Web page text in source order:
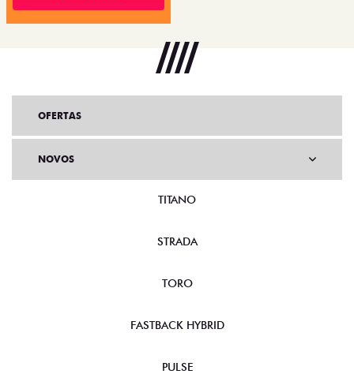
OFERTAS
NOVOS
TITANO
STRADA
TORO
FASTBACK HYBRID
PULSE